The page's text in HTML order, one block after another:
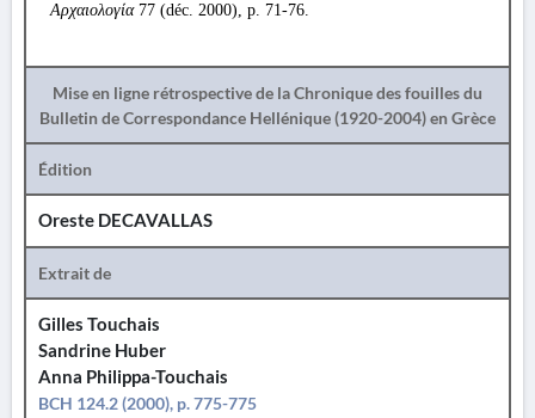
Αρχαιολογία77 (déc. 2000), p. 71-76.
Mise en ligne rétrospective de la Chronique des fouilles du
Bulletin de Correspondance Hellénique (1920-2004) en Grèce
Édition
Oreste DECAVALLAS
Extrait de
Gilles Touchais
Sandrine Huber
Anna Philippa-Touchais
BCH 124.2 (2000), p. 775-775